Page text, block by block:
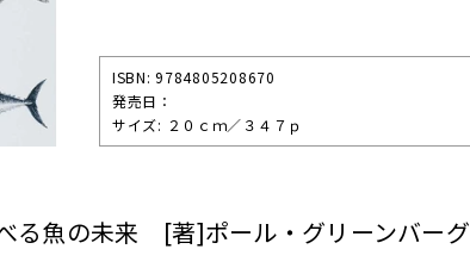
ISBN: 9784805208670
発売⽇：
サイズ: ２０ｃｍ／３４７ｐ
る魚の未来 [著]ポール・グリーンバーグ